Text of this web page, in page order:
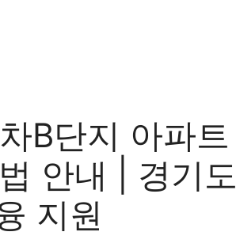
B단지 아파트
안내 | 경기도
지원